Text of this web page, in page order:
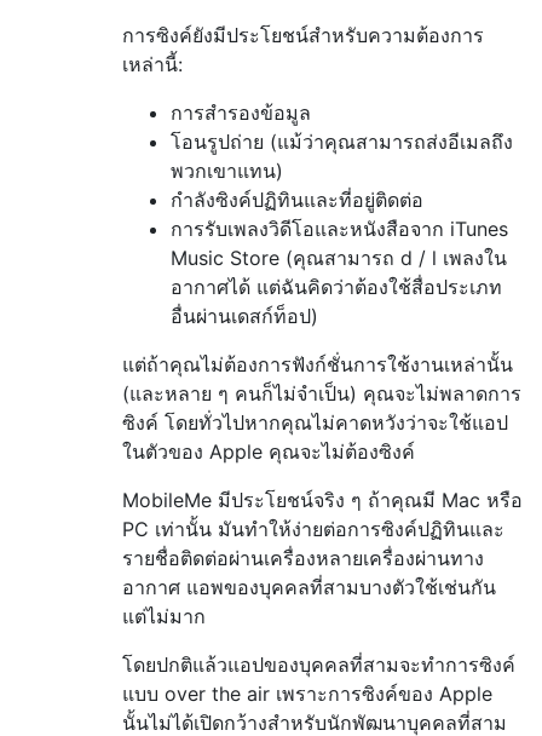
การซิงค์ยังมีประโยชน์สำหรับความต้องการ
เหล่านี้:
การสำรองข้อมูล
โอนรูปถ่าย (แม้ว่าคุณสามารถส่งอีเมลถึง
พวกเขาแทน)
กำลังซิงค์ปฏิทินและที่อยู่ติดต่อ
การรับเพลงวิดีโอและหนังสือจาก iTunes
Music Store (คุณสามารถ d / l เพลงใน
อากาศได้ แต่ฉันคิดว่าต้องใช้สื่อประเภท
อื่นผ่านเดสก์ท็อป)
แต่ถ้าคุณไม่ต้องการฟังก์ชั่นการใช้งานเหล่านั้น
(และหลาย ๆ คนก็ไม่จำเป็น) คุณจะไม่พลาดการ
ซิงค์ โดยทั่วไปหากคุณไม่คาดหวังว่าจะใช้แอป
ในตัวของ Apple คุณจะไม่ต้องซิงค์
MobileMe มีประโยชน์จริง ๆ ถ้าคุณมี Mac หรือ
PC เท่านั้น มันทำให้ง่ายต่อการซิงค์ปฏิทินและ
รายชื่อติดต่อผ่านเครื่องหลายเครื่องผ่านทาง
อากาศ แอพของบุคคลที่สามบางตัวใช้เช่นกัน
แต่ไม่มาก
โดยปกติแล้วแอปของบุคคลที่สามจะทำการซิงค์
แบบ over the air เพราะการซิงค์ของ Apple
นั้นไม่ได้เปิดกว้างสำหรับนักพัฒนาบุคคลที่สาม